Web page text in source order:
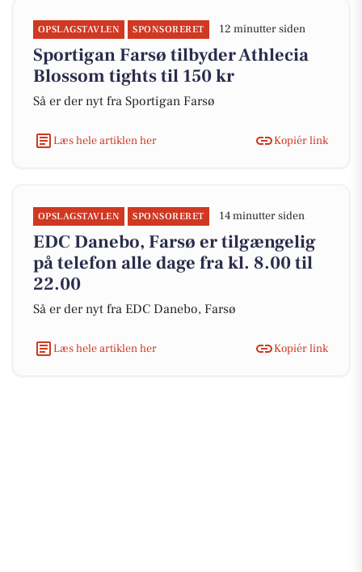
OPSLAGSTAVLEN SPONSORERET 12 minutter siden
Sportigan Farsø tilbyder Athlecia
Blossom tights til 150 kr
Så er der nyt fra Sportigan Farsø
Læs hele artiklen her Kopiér link
OPSLAGSTAVLEN SPONSORERET 14 minutter siden
EDC Danebo, Farsø er tilgængelig
på telefon alle dage fra kl. 8.00 til
22.00
Så er der nyt fra EDC Danebo, Farsø
Læs hele artiklen her Kopiér link